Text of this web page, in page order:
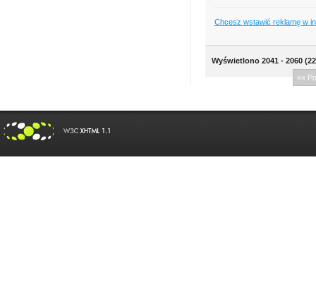
Chcesz wstawić reklamę w
Wyświetlono 2041 - 2060
««